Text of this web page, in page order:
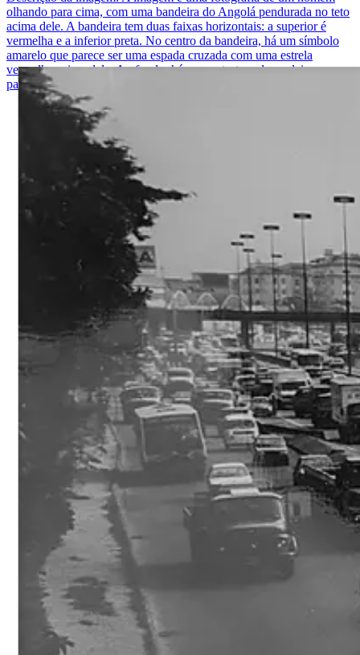
olhando para cima, com uma bandeira do Angolá pendurada no teto
acima dele. A bandeira tem duas faixas horizontais: a superior é
vermelha e a inferior preta. No centro da bandeira, há um símbolo
amarelo que parece ser uma espada cruzada com uma estrela
vermelha acima dela. Ao fundo, há uma estrutura de madeira e uma
parede de tijolos à esquerda.